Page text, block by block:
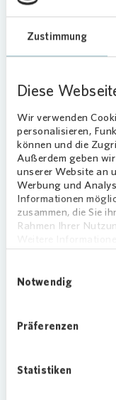
Zustimmung
Diese
Wir verwenden
personalisieren,
können und die
Außerdem geben
unserer Website an
Werbung und
Informationen
zusammen, die Sie
Rahmen Ihrer
Notwendig
Präferenzen
Statistiken
2025
Sanierungen
investierte
Dresden,
Vonovia
Dresden
Quartiere
Quartieren.
Insgesamt
Projekte mit
Mieterfeste in
1.600